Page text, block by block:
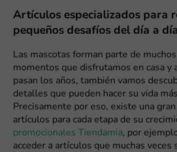
Artículos especializados para
pequeños desafíos del día a
Las mascotas forman parte de
momentos que disfrutamos en casa y
pasan los años, también vamos
detalles que pueden hacer su vida
Precisamente por eso, existe una
artículos para cada etapa de su
promocionales Tiendamia, por
acceder a artículos que muchas veces